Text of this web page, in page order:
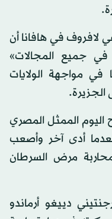
لافروف في هافانا أن
جميع المجالات»
مواجهة الولايات
الممثل المصري
عن 67 عاماً بعدما أدى آخر وأصعب
مرض السرطان
دييغو أرماندو